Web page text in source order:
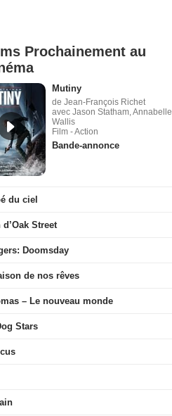
Prochainement au
Mutiny
de Jean-François Richet
avec Jason Statham, Annabelle
Wallis
Film - Action
Bande-annonce
du ciel
d’Oak Street
Doomsday
de nos rêves
– Le nouveau monde
Stars